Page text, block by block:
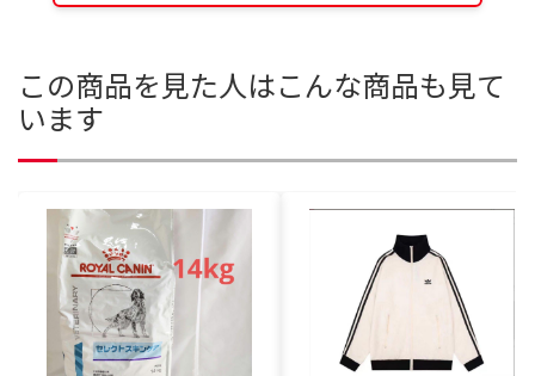
この商品を見た人はこんな商品も見て
います